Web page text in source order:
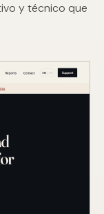
y técnico que